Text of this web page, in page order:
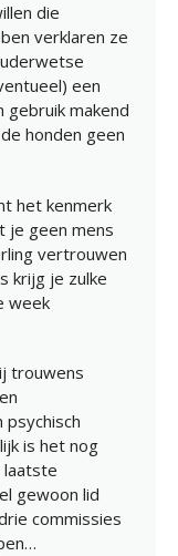
die
verklaren ze
een
makend
honden geen
het kenmerk
je geen mens
vertrouwen
krijg je zulke
week
trouwens
is het nog
laatste
gewoon lid
commissies